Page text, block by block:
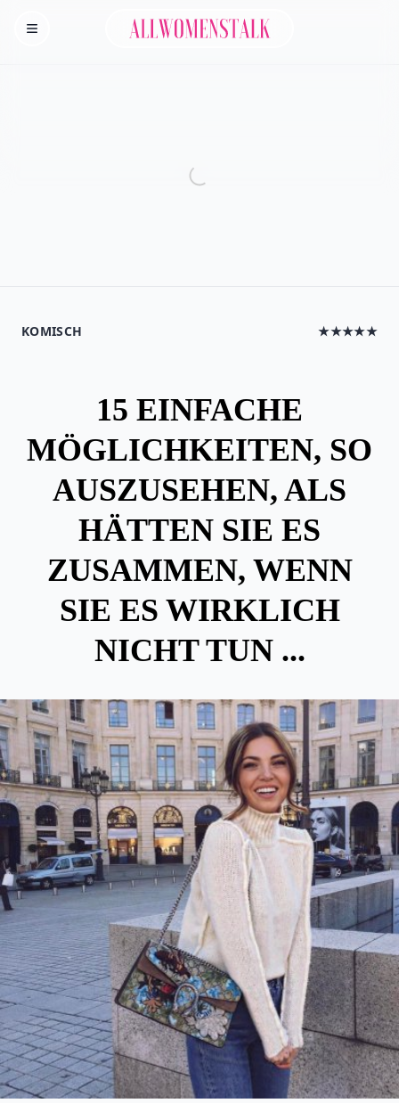
Homepage
Allwomenstalk
KOMISCH ★★★★★
15 EINFACHE
MÖGLICHKEITEN, SO
AUSZUSEHEN, ALS
HÄTTEN SIE ES
ZUSAMMEN, WENN
SIE ES WIRKLICH
NICHT TUN ...